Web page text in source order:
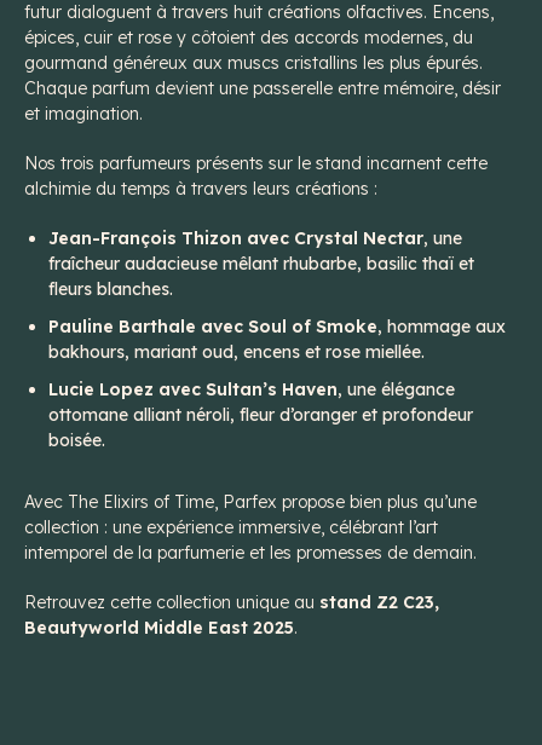
futur dialoguent à travers huit créations olfactives. Encens,
épices, cuir et rose y côtoient des accords modernes, du
gourmand généreux aux muscs cristallins les plus épurés.
Chaque parfum devient une passerelle entre mémoire, désir
et imagination.
Nos trois parfumeurs présents sur le stand incarnent cette
alchimie du temps à travers leurs créations :
Jean-François Thizon avec Crystal Nectar, une
fraîcheur audacieuse mêlant rhubarbe, basilic thaï et
fleurs blanches.
Pauline Barthale avec Soul of Smoke, hommage aux
bakhours, mariant oud, encens et rose miellée.
Lucie Lopez avec Sultan’s Haven, une élégance
ottomane alliant néroli, fleur d’oranger et profondeur
boisée.
Avec The Elixirs of Time, Parfex propose bien plus qu’une
collection : une expérience immersive, célébrant l’art
intemporel de la parfumerie et les promesses de demain.
Retrouvez cette collection unique au stand Z2 C23,
Beautyworld Middle East 2025.